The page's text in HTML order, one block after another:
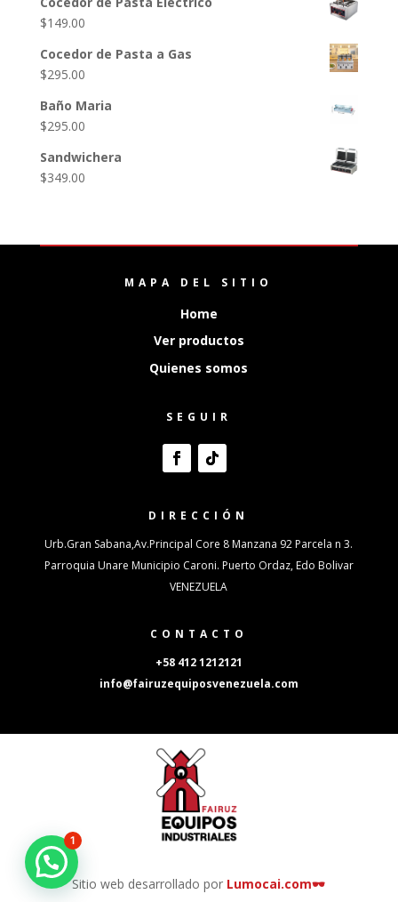
$149.00
Cocedor de Pasta a Gas
$295.00
Baño Maria
$295.00
Sandwichera
$349.00
MAPA DEL SITIO
Home
Ver productos
Quienes somos
SEGUIR
DIRECCIÓN
Urb.Gran Sabana,Av.Principal Core 8 Manzana 92 Parcela n 3.
Parroquia Unare Municipio Caroni. Puerto Ordaz, Edo Bolivar
VENEZUELA
CONTACTO
+58 412 1212121
info@fairuzequiposvenezuela.com
Sitio web desarrollado por Lumocai.com🕶
1